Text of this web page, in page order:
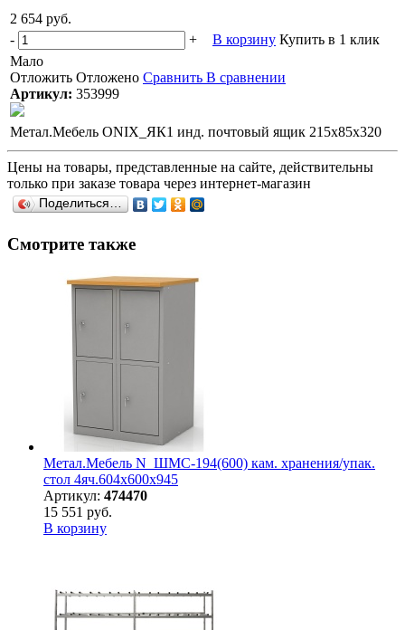
2 654 руб.
-
+ В корзину Купить в 1 клик
Мало
Отложить Отложено Сравнить В сравнении
Артикул: 353999
Метал.Мебель ONIX_ЯК1 инд. почтовый ящик 215x85x320
Цены на товары, представленные на сайте, действительны
только при заказе товара через интернет-магазин
Поделиться…
Смотрите также
Метал.Мебель N_ШМС-194(600) кам. хранения/упак.
стол 4яч.604х600х945
Артикул: 474470
15 551 руб.
В корзину